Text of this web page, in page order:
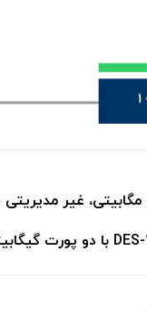
پورت مگابیتی، غیر